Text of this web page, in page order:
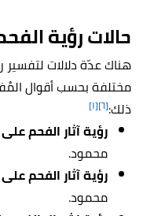
حالات رؤية
هناك عدّة دلالات
مختلفة بحسب أقوال
ذلك:[٦] [١]
رؤية آثار الفحم
محمود.
رؤية آثار الفحم
محمود.